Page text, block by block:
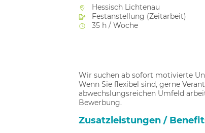
Hessisch Lichtenau
Festanstellung (Zeitarbeit)
35 h / Woche
Wir suchen ab sofort motivierte
Wenn Sie flexibel sind, gerne
abwechslungsreichen Umfeld
Bewerbung.
Zusatzleistungen /